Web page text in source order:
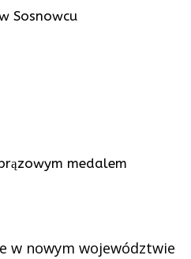
Sosnowcu
medalem
w nowym województwie